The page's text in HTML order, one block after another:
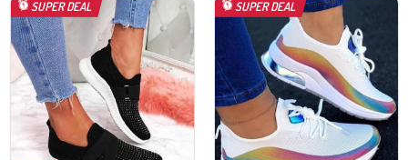
SUPER DEAL SUPER DEAL